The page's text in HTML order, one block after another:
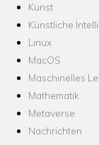
Kunst
Künstliche
Linux
MacOS
Maschinelles
Mathematik
Metaverse
Nachrichten